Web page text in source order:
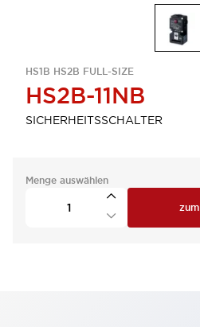
HS1B HS2B FULL-SIZE
HS2B-11NB
SICHERHEITSSCHALTER
Menge auswählen